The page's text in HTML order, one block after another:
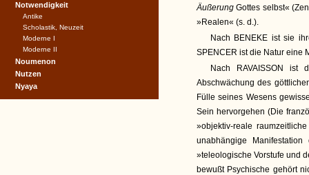
ÄußerungGottes selbst«
»Realen« (s. d.).
Nach BENEKE ist sie
SPENCER ist die Natur eine
Nach RAVAISSON ist
Abschwächung des
Fülle seines Wesens
Sein hervorgehen (Die
»objektiv-reale
unabhängige
»teleologische Vorstufe und
bewußt Psychische gehört
Notwendigkeit
Antike
Scholastik, Neuzeit
Moderne I
Moderne II
Noumenon
Nutzen
Nyaya